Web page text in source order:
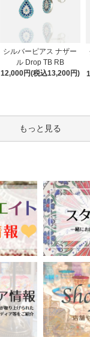
シルバーピアス ナザー
ル Drop TB RB
12,000円(税込13,200円)
もっと見る